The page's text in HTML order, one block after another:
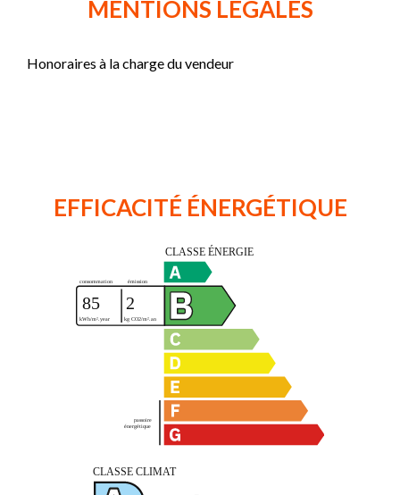
MENTIONS LÉGALES
Honoraires à la charge du vendeur
EFFICACITÉ ÉNERGÉTIQUE